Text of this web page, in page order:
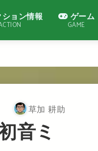
ション情報 ゲーム
GAME
草加 耕助
音ミ